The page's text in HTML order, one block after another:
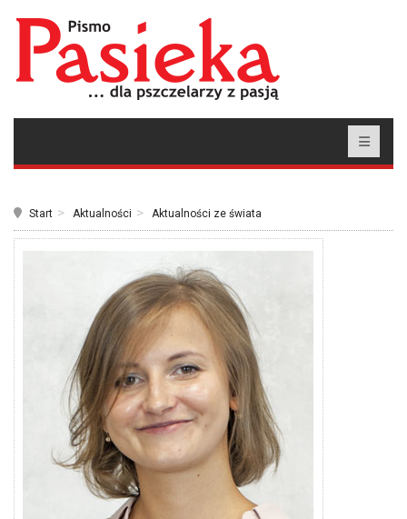
Start Aktualności Aktualności ze świata